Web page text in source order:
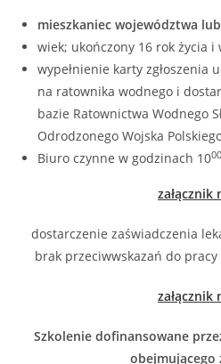
mieszkaniec województwa
wiek; ukończony 16 rok życia i
wypełnienie karty zgłoszenia
na ratownika wodnego i
bazie Ratownictwa Wodnego
Odrodzonego Wojska
Biuro czynne w godzinach 1000
załącznik
dostarczenie zaświadczenia
brak przeciwwskazań do
załącznik
Szkolenie dofinansowane
obejmującego